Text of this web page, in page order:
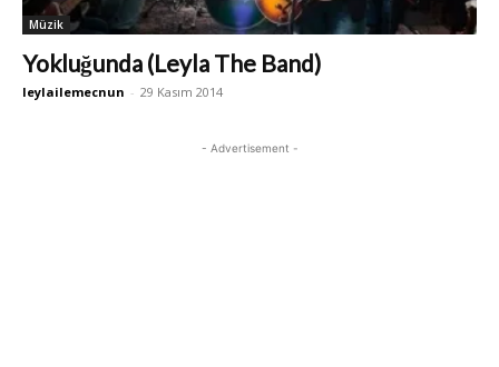
Müzik
Yokluğunda (Leyla The Band)
leylailemecnun - 29 Kasım 2014
- Advertisement -